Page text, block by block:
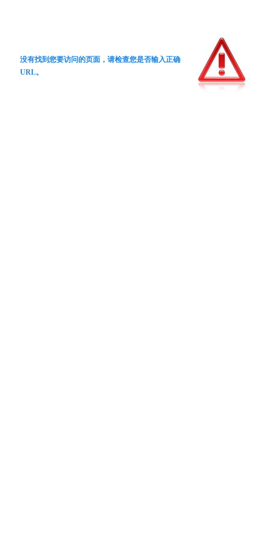
没有找到您要访问的页面，请检查您是否输入正确
URL。